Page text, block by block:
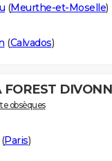
(Meurthe-et-Moselle)
(Calvados)
obsèques
(Paris)